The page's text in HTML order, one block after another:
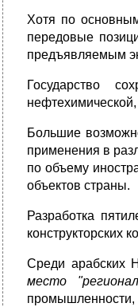
Хотя по
передовые
предъявляемым
Государство
Большие
применения в
по объему
объектов страны.
Разработка
конструкторских
Среди арабских
место
промышленности,